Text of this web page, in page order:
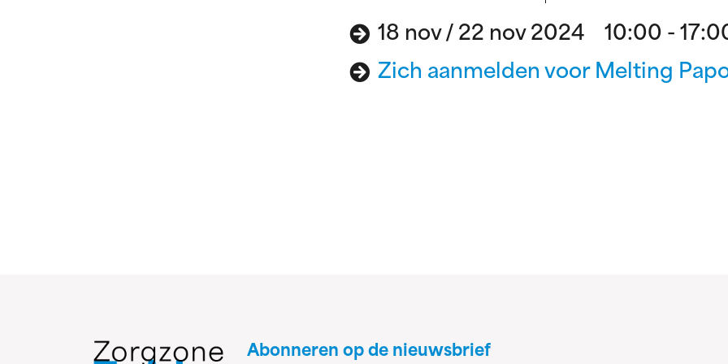
18 nov / 22 nov 2024 10:00 -
Zich aanmelden voor Melting
Abonneren op de nieuwsbrief